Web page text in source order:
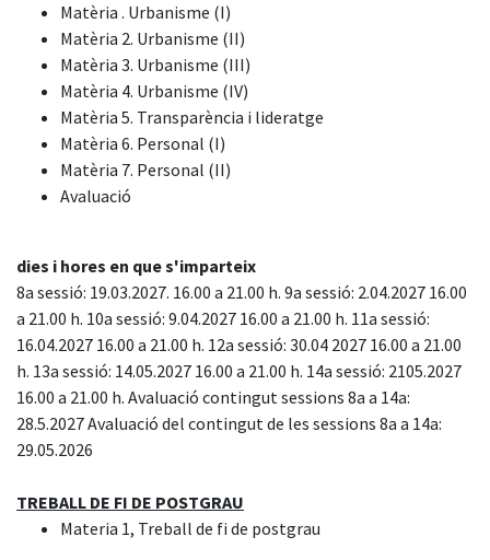
Matèria . Urbanisme (I)
Matèria 2. Urbanisme (II)
Matèria 3. Urbanisme (III)
Matèria 4. Urbanisme (IV)
Matèria 5. Transparència i lideratge
Matèria 6. Personal (I)
Matèria 7. Personal (II)
Avaluació
dies i hores en que s'imparteix
8a sessió: 19.03.2027. 16.00 a 21.00 h. 9a sessió: 2.04.2027 16.00
a 21.00 h. 10a sessió: 9.04.2027 16.00 a 21.00 h. 11a sessió:
16.04.2027 16.00 a 21.00 h. 12a sessió: 30.04 2027 16.00 a 21.00
h. 13a sessió: 14.05.2027 16.00 a 21.00 h. 14a sessió: 2105.2027
16.00 a 21.00 h. Avaluació contingut sessions 8a a 14a:
28.5.2027 Avaluació del contingut de les sessions 8a a 14a:
29.05.2026
TREBALL DE FI DE POSTGRAU
Materia 1, Treball de fi de postgrau